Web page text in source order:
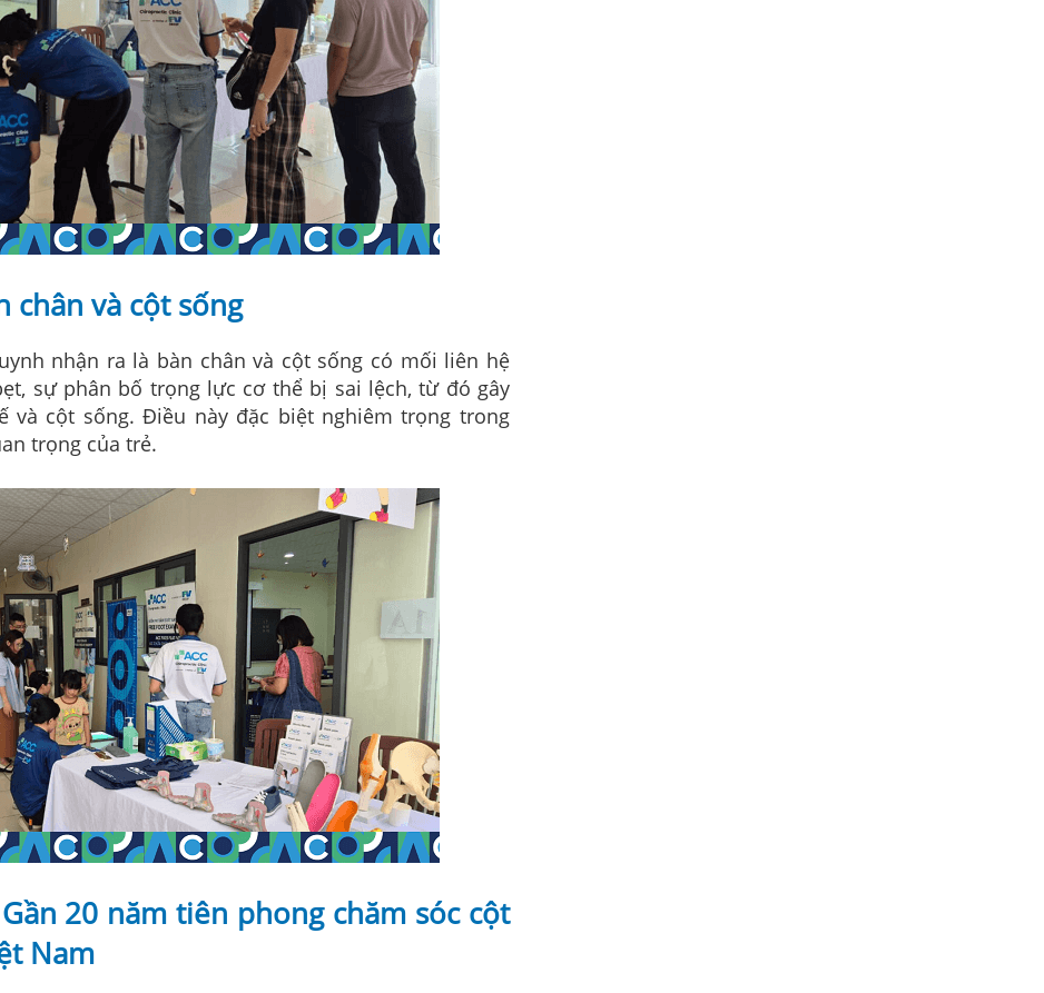
chân và cột sống
nhận ra là bàn chân và cột sống có mối liên hệ
sự phân bố trọng lực cơ thể bị sai lệch, từ đó gây
và cột sống. Điều này đặc biệt nghiêm trọng trong
trọng của trẻ.
20 năm tiên phong chăm sóc cột
Nam